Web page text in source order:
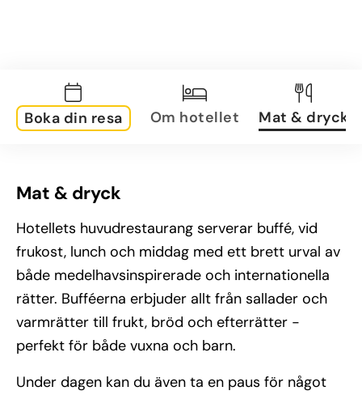
Boka din resa Om hotellet Mat & dryck
Mat & dryck
Hotellets huvudrestaurang serverar buffé, vid
frukost, lunch och middag med ett brett urval av
både medelhavsinspirerade och internationella
rätter. Bufféerna erbjuder allt från sallader och
varmrätter till frukt, bröd och efterrätter -
perfekt för både vuxna och barn.
Under dagen kan du även ta en paus för något